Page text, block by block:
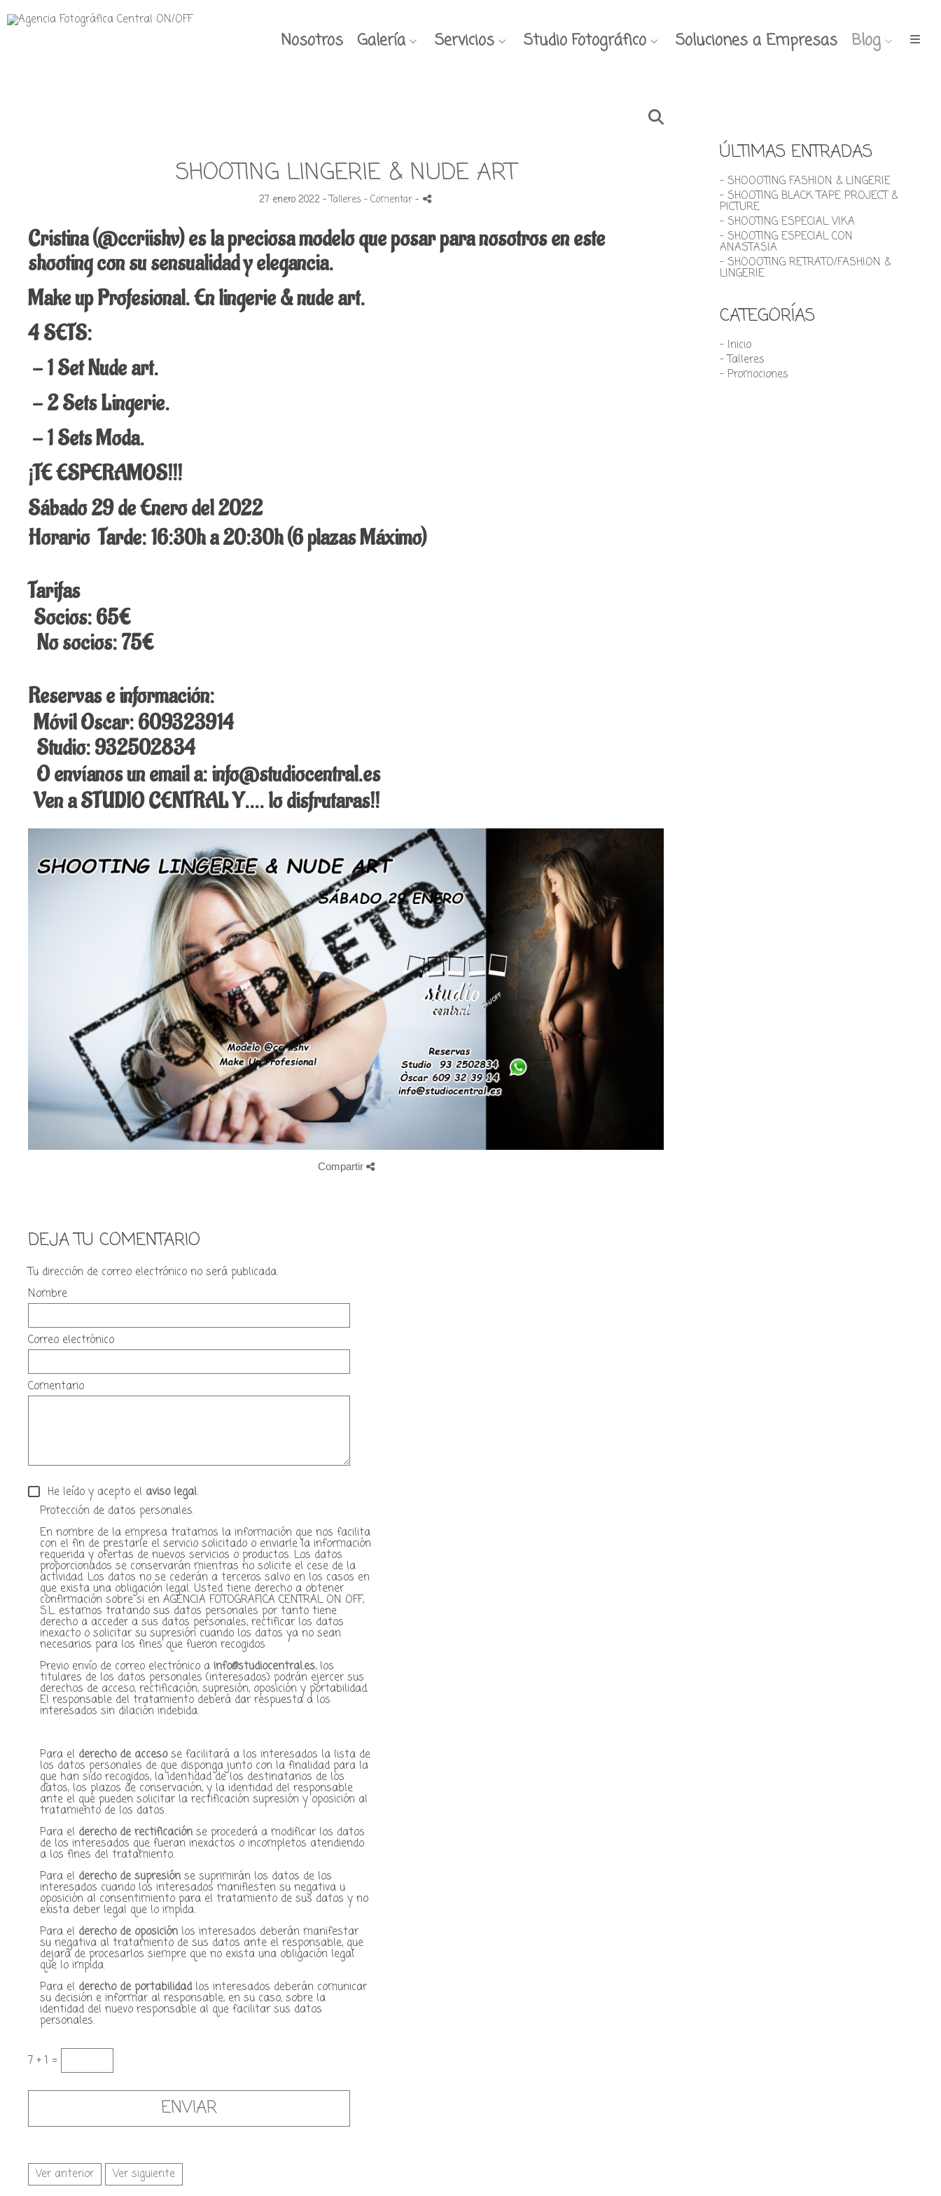
Nosotros Galería Servicios Studio Fotográfico Soluciones a Empresas Blog
SHOOTING LINGERIE & NUDE ART
27 enero 2022 -Talleres- Comentar-
Cristina (@ccriishv) es la preciosa modelo que posar para nosotros en este
shooting con su sensualidad y elegancia.
Make up Profesional. En lingerie & nude art.
4 SETS:
- 1 Set Nude art.
- 2 Sets Lingerie.
- 1 Sets Moda.
¡TE ESPERAMOS!!!
Sábado 29 de Enero del 2022
Horario Tarde: 16:30h a 20:30h (6 plazas Máximo)
Tarifas
Socios: 65€
No socios: 75€
Reservas e información:
Móvil Oscar: 609323914
Studio: 932502834
O envíanos un email a: info@studiocentral.es
Ven a STUDIO CENTRAL Y…. lo disfrutaras!!
Compartir
DEJA TU COMENTARIO
Tu dirección de correo electrónico no será publicada.
Nombre
Correo electrónico
Comentario
He leído y acepto el aviso legal.
Protección de datos personales.
En nombre de la empresa tratamos la información que nos facilita
con el fin de prestarle el servicio solicitado o enviarle la información
requerida y ofertas de nuevos servicios o productos. Los datos
proporcionados se conservarán mientras no solicite el cese de la
actividad. Los datos no se cederán a terceros salvo en los casos en
que exista una obligación legal. Usted tiene derecho a obtener
confirmación sobre si en AGENCIA FOTOGRAFICA CENTRAL ON OFF,
S.L. estamos tratando sus datos personales por tanto tiene
derecho a acceder a sus datos personales, rectificar los datos
inexacto o solicitar su supresión cuando los datos ya no sean
necesarios para los fines que fueron recogidos
Previo envío de correo electrónico a info@studiocentral.es, los
titulares de los datos personales (interesados) podrán ejercer sus
derechos de acceso, rectificación, supresión, oposición y portabilidad.
El responsable del tratamiento deberá dar respuesta a los
interesados sin dilación indebida.
Para el derecho de accesose facilitará a los interesados la lista de
los datos personales de que disponga junto con la finalidad para la
que han sido recogidos, la identidad de los destinatarios de los
datos, los plazos de conservación, y la identidad del responsable
ante el que pueden solicitar la rectificación supresión y oposición al
tratamiento de los datos.
Para el derecho de rectificaciónse procederá a modificar los datos
de los interesados que fueran inexactos o incompletos atendiendo
a los fines del tratamiento.
Para el derecho de supresiónse suprimirán los datos de los
interesados cuando los interesados manifiesten su negativa u
oposición al consentimiento para el tratamiento de sus datos y no
exista deber legal que lo impida.
Para el derecho de oposiciónlos interesados deberán manifestar
su negativa al tratamiento de sus datos ante el responsable, que
dejará de procesarlos siempre que no exista una obligación legal
que lo impida.
Para el derecho de portabilidadlos interesados deberán comunicar
su decisión e informar al responsable, en su caso, sobre la
identidad del nuevo responsable al que facilitar sus datos
personales.
7 + 1 =
Ver anterior Ver siguiente
ÚLTIMAS ENTRADAS
- SHOOOTING FASHION & LINGERIE
- SHOOTING BLACK TAPE PROJECT &
PICTURE
- SHOOTING ESPECIAL VIKA
- SHOOTING ESPECIAL CON
ANASTASIA
- SHOOOTING RETRATO/FASHION &
LINGERIE
CATEGORÍAS
- Inicio
- Talleres
- Promociones